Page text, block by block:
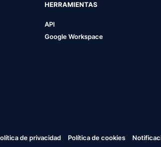
HERRAMIENTAS
API
Google Workspace
de privacidad Política de cookies